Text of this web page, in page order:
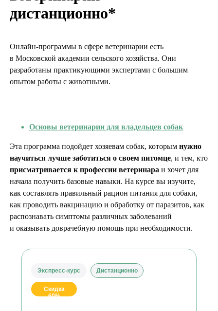
дистанционно*
Онлайн-программы в сфере ветеринарии есть
в Московской академии сельского хозяйства. Они
разработаны практикующими экспертами с большим
опытом работы с животными.
Основы ветеринарии для владельцев собак
Эта программа подойдет хозяевам собак, которым нужно
научиться лучше заботиться о своем питомце, и тем, кто
присматривается к профессии ветеринара и хочет для
начала получить базовые навыки. На курсе вы изучите,
как составлять правильный рацион питания для собаки,
как проводить вакцинацию и обработку от паразитов, как
распознавать симптомы различных заболеваний
и оказывать доврачебную помощь при необходимости.
Экспресс-курс Дистанционно
Скидка
60%